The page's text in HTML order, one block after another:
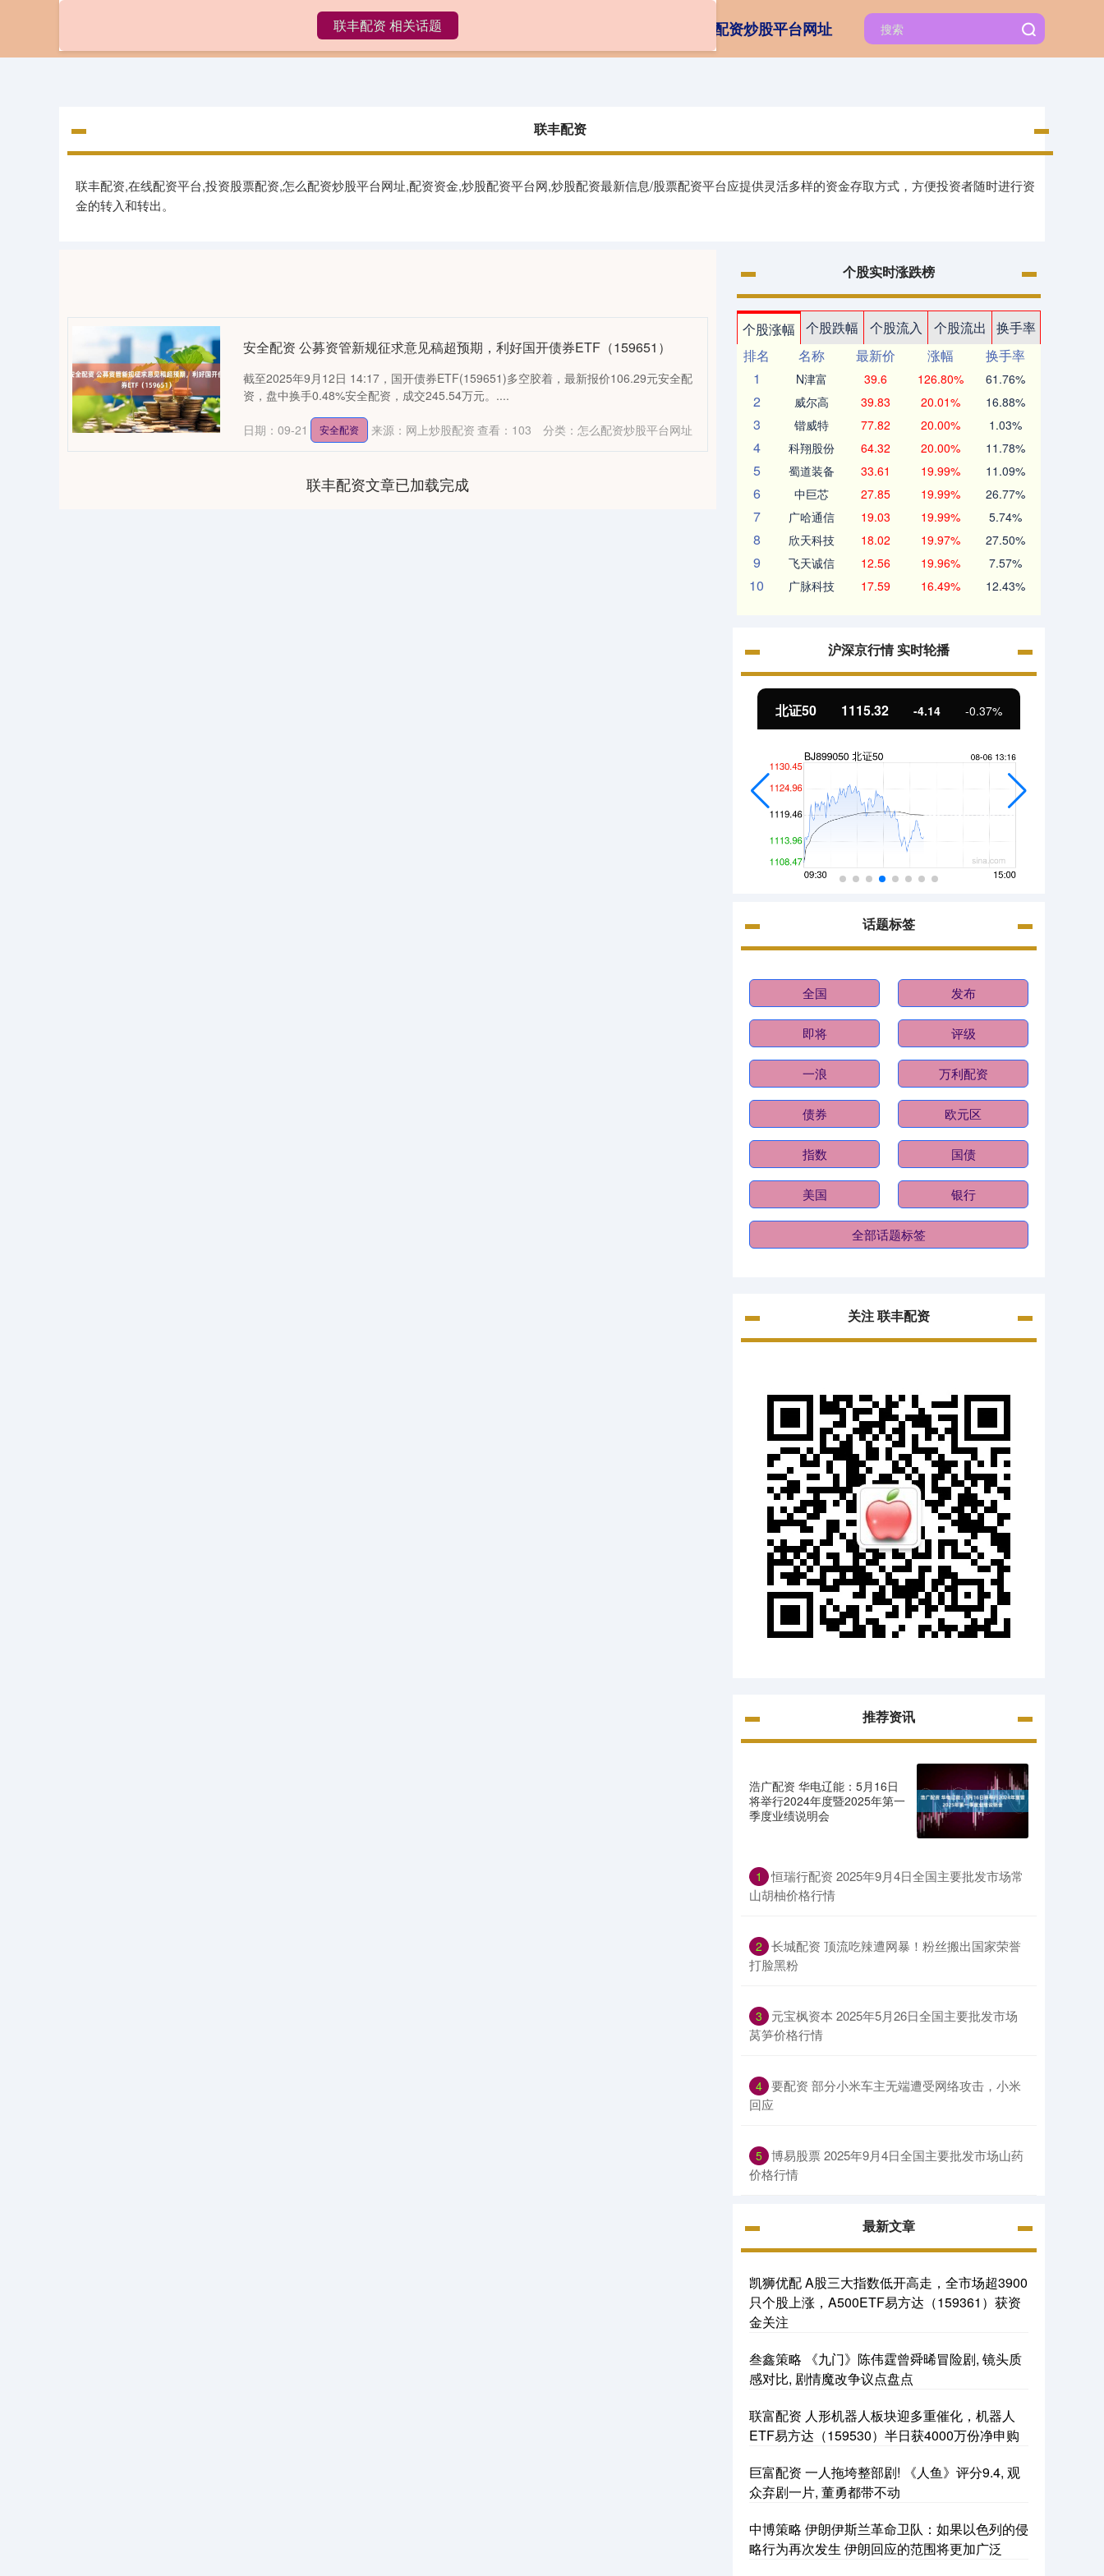
联丰配资 在线配资平台 怎么配资炒股平台网址
联丰配资
联丰配资,在线配资平台,投资股票配资,怎么配资炒股平台网址,配资资金,炒股配资平台网,炒股配资最新信息/股票配资平台应提供灵活多样的资金存取方式，方便投资者随时进行资
金的转入和转出。
联丰配资 相关话题
安全配资 公募资管新规征求意见稿超预期，利好国开债券ETF（159651）
截至2025年9月12日 14:17，国开债券ETF(159651)多空胶着，最新报价106.29元安全配
资，盘中换手0.48%安全配资，成交245.54万元。....
日期：09-21 安全配资 来源：网上炒股配资 查看： 103 分类： 怎么配资炒股平台网址
联丰配资文章已加载完成
个股实时涨跌榜
个股涨幅 个股跌幅 个股流入 个股流出
换手率
排名
名称 最新价 涨幅
换手率
1
N津富 39.6 126.80% 61.76%
2 威尔高 39.83 20.01% 16.88%
3 锴威特 77.82 20.00% 1.03%
4 科翔股份 64.32 20.00% 11.78%
5 蜀道装备 33.61 19.99% 11.09%
6 中巨芯 27.85 19.99% 26.77%
7 广哈通信 19.03 19.99% 5.74%
8 欣天科技 18.02 19.97% 27.50%
9 飞天诚信 12.56 19.96% 7.57%
10 广脉科技 17.59 16.49% 12.43%
沪深京行情 实时轮播
北证50 1115.32 -4.14 -0.37%
话题标签
全国 发布
即将 评级
一浪 万利配资
债券 欧元区
指数 国债
美国 银行
全部话题标签
关注 联丰配资
推荐资讯
浩广配资 华电辽能：5月16日
将举行2024年度暨2025年第一
季度业绩说明会
1
恒瑞行配资 2025年9月4日全国主要批发市场常
山胡柚价格行情
2 长城配资 顶流吃辣遭网暴！粉丝搬出国家荣誉
打脸黑粉
3
元宝枫资本 2025年5月26日全国主要批发市场
莴笋价格行情
4 要配资 部分小米车主无端遭受网络攻击，小米
回应
5 博易股票 2025年9月4日全国主要批发市场山药
价格行情
最新文章
凯狮优配 A股三大指数低开高走，全市场超3900
只个股上涨，A500ETF易方达（159361）获资
金关注
叁鑫策略 《九门》陈伟霆曾舜晞冒险剧, 镜头质
感对比, 剧情魔改争议点盘点
联富配资 人形机器人板块迎多重催化，机器人
ETF易方达（159530）半日获4000万份净申购
巨富配资 一人拖垮整部剧! 《人鱼》评分9.4, 观
众弃剧一片, 董勇都带不动
中博策略 伊朗伊斯兰革命卫队：如果以色列的侵
略行为再次发生 伊朗回应的范围将更加广泛